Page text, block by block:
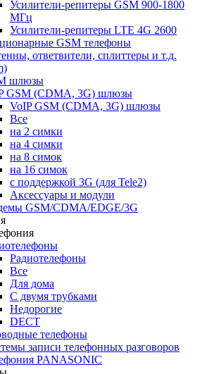
Усилители-репитеры GSM 900-1800
МГц
Усилители-репитеры LTE 4G 2600
GSM телефоны
ответвители, сплиттеры и т.д.
шлюзы
GSM (CDMA, 3G) шлюзы
VoIP GSM (CDMA, 3G) шлюзы
Все
на 2 симки
на 4 симки
на 8 симок
на 16 симок
с поддержкой 3G (для Tele2)
Аксессуары и модули
GSM/CDMA/EDGE/3G
Радиотелефоны
Все
Для дома
С двумя трубками
Недорогие
DECT
телефоны
записи телефонных разговоров
PANASONIC